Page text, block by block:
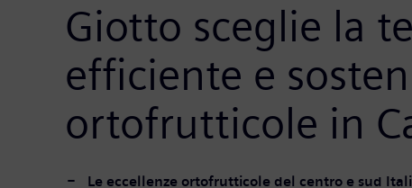
Giotto sceglie la
efficiente e
ortofrutticole in
Le eccellenze ortofrutticole del centro e sud